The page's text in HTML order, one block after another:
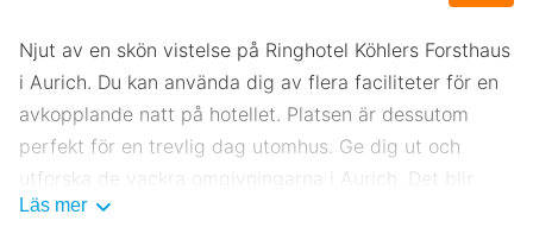
Njut av en skön vistelse på Ringhotel Köhlers Forsthaus
i Aurich. Du kan använda dig av flera faciliteter för en
avkopplande natt på hotellet. Platsen är dessutom
perfekt för en trevlig dag utomhus. Ge dig ut och
utforska de vackra omgivningarna i Aurich. Det blir
garanterat en trevlig vistelse på Ringhotel Köhlers
Läs mer